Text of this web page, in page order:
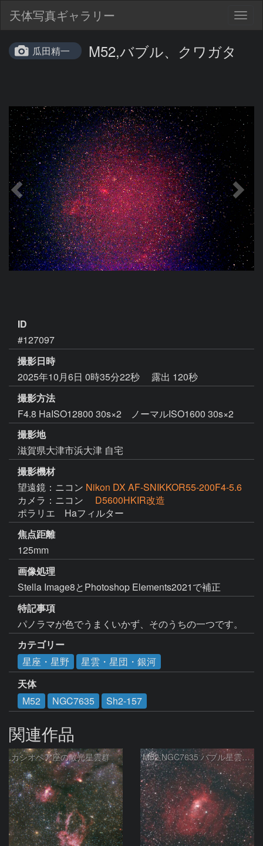
天体写真ギャラリー
瓜田精一 M52,バブル、クワガタ
ID
#127097
撮影日時
2025年10月6日 0時35分22秒
露出 120秒
撮影方法
F4.8 HaISO12800 30s×2 ノーマルISO1600 30s×2
撮影地
滋賀県大津市浜大津 自宅
撮影機材
望遠鏡：ニコン Nikon DX AF-SNIKKOR55-200F4-5.6
カメラ：ニコン
D5600HKIR改造
ポラリエ　Haフィルター
焦点距離
125mm
画像処理
Stella Image8とPhotoshop Elements2021で補正
特記事項
パノラマが色でうまくいかず、そのうちの一つです。
カテゴリー
星座・星野
星雲・星団・銀河
天体
M52
NGC7635 Sh2-157
関連作品
カシオペア座の散光星雲群 M52 NGC7635 バブル星雲 Sh2-159 カシオペア座